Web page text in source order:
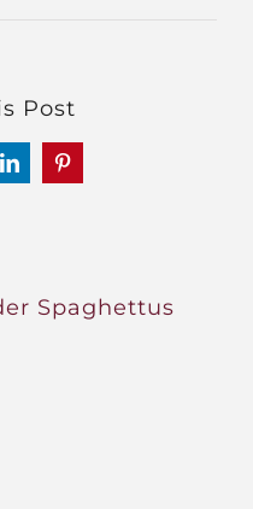
Post
LinkedInPinterest
Spaghettus